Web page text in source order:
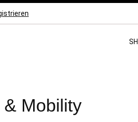
& Mobility